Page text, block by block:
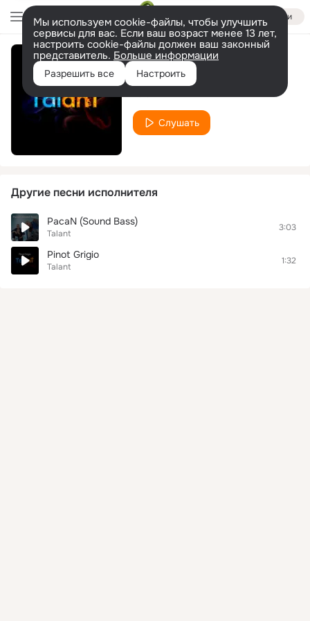
Войти
Мы используем cookie-файлы, чтобы улучшить
сервисы для вас. Если ваш возраст менее 13 лет,
настроить cookie-файлы должен ваш законный
представитель. Больше информации
Разрешить все Настроить
Duli
Слушать
Другие песни исполнителя
PacaN (Sound Bass)
Talant
3:03
Pinot Grigio
Talant
1:32